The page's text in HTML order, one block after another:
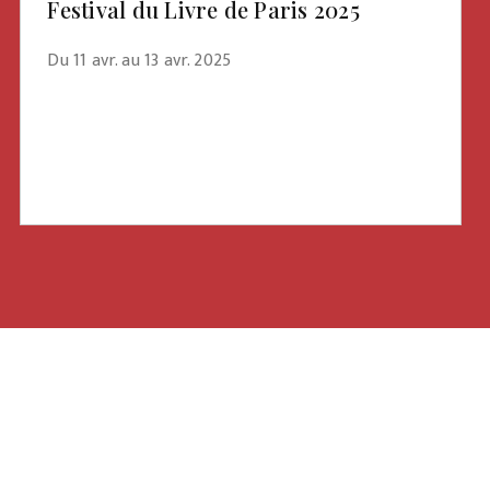
Festival du Livre de Paris 2025
Du 11 avr. au 13 avr. 2025